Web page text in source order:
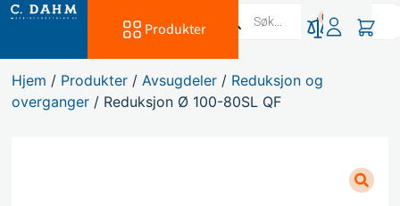
Produkter
0
Hjem / Produkter /Avsugdeler / Reduksjon og
overganger / Reduksjon Ø 100-80SL QF